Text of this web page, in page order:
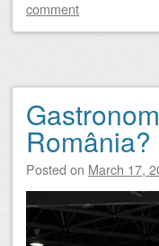
comment
România?
Posted on March 17,